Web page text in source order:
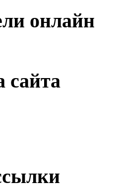
онлайн
сайта